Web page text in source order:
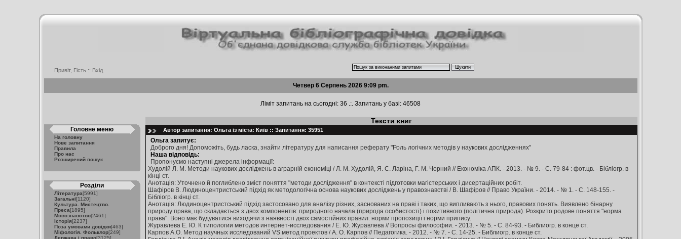
Привіт, Гість :: Вхід
Четвер 6 Серпень 2026 9:09 pm.
Ліміт запитань на сьогодні: 36 .:. Запитань у базі: 46508
Головне меню
На головну
Нове запитання
Правила
Про нас
Розширений пошук
Розділи
Література[5991]
Загальні[1120]
Культура. Мистецтво.
Преса[1895]
Мовознавство[2461]
Історія[2237]
Поза умовами довідки[463]
Міфологія. Фольклор[249]
Держава і право[3125]
Тексти книг
Автор запитання: Ольга із міста: Київ :: Запитання: 35951
Ольга запитує:
Доброго дня! Допоможiть, будь ласка, знайти лiтературу для написання реферату "Роль логічних методів у наукових дослідженнях"
Наша відповідь:
Пропонуємо наступні джерела інформації:
Худолій Л. М. Методи наукових досліджень в аграрній економіці / Л. М. Худолій, Я. С. Ларіна, Г. М. Чорний // Економіка АПК. - 2013. - № 9. - С. 79-84 : фот.цв. - Бібліогр. в
кінці ст.
Анотація: Уточнено й поглиблено зміст поняття "методи дослідження" в контексті підготовки магістерських і дисертаційних робіт.
Шафіров В. Людиноцентристський підхід як методологічна основа наукових досліджень у правознавстві / В. Шафіров // Право України. - 2014. - № 1. - С. 148-155. -
Бібліогр. в кінці ст.
Анотація: Людиноцентристський підхід застосовано для аналізу різних, заснованих на праві і таких, що випливають з нього, правових понять. Виявлено бінарну
природу права, що складається з двох компонентів: природного начала (природа особистості) і позитивного (політична природа). Розкрито родове поняття "норма
права". Воно має будуватися виходячи з наявності двох самостійних правил: норми пропозиції і норми припису.
Журавлева Е. Ю. К типологии методов интернет-исследования / Е. Ю. Журавлева // Вопросы философии. - 2013. - № 5. - С. 84-93. - Библиогр. в конце ст.
Карпов А.О. Метод научных исследований VS метод проектов / А. О. Карпов // Педагогика. - 2012. - № 7. - С. 14-25. - Библиогр. в конце ст.